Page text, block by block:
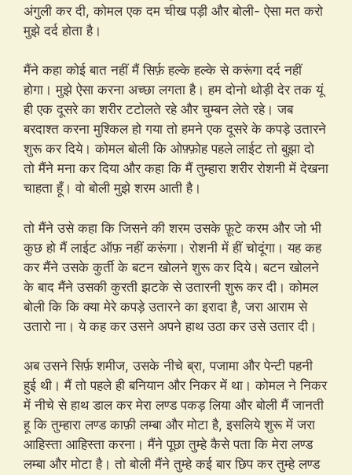
अंगुली कर दी, कोमल एक दम चीख पड़ी और बोली- ऐसा मत करो
मुझे दर्द होता है।
मैंने कहा कोई बात नहीं मैं सिर्फ़ हल्के हल्के से करूंगा दर्द नहीं
होगा। मुझे ऐसा करना अच्छा लगता है। हम दोनो थोड़ी देर तक यूं
ही एक दूसरे का शरीर टटोलते रहे और चुम्बन लेते रहे। जब
बरदाश्त करना मुश्किल हो गया तो हमने एक दूसरे के कपड़े उतारने
शुरू कर दिये। कोमल बोली कि ओफ़्फ़ोह पहले लाईट तो बुझा दो
तो मैंने मना कर दिया और कहा कि मैं तुम्हारा शरीर रोशनी में देखना
चाहता हूँ। वो बोली मुझे शरम आती है।
तो मैंने उसे कहा कि जिसने की शरम उसके फ़ूटे करम और जो भी
कुछ हो मैं लाईट ऑफ़ नहीं करूंगा। रोशनी में हीं चोदूंगा। यह कह
कर मैंने उसके कुर्ती के बटन खोलने शुरू कर दिये। बटन खोलने
के बाद मैंने उसकी कुरती झटके से उतारनी शुरू कर दी। कोमल
बोली कि कि क्या मेरे कपड़े उतारने का इरादा है, जरा आराम से
उतारो ना। ये कह कर उसने अपने हाथ उठा कर उसे उतार दी।
अब उसने सिर्फ़ शमीज, उसके नीचे ब्रा, पजामा और पेन्टी पहनी
हुई थी। मैं तो पहले ही बनियान और निकर में था। कोमल ने निकर
में नीचे से हाथ डाल कर मेरा लण्ड पकड़ लिया और बोली मैं जानती
हू कि तुम्हारा लण्ड काफ़ी लम्बा और मोटा है, इसलिये शुरू में जरा
आहिस्ता आहिस्ता करना। मैंने पूछा तुम्हे कैसे पता कि मेरा लण्ड
लम्बा और मोटा है। तो बोली मैंने तुम्हे कई बार छिप कर तुम्हे लण्ड